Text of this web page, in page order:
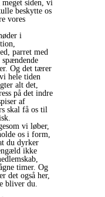
siden, vi
beskytte os
vores
i
parret med
Og det tærer
hele tiden
alt det,
på det indre
af
skal få os til
vi løber,
os i form,
du dyrker
ikke
timer. Og
det også her,
bliver du.